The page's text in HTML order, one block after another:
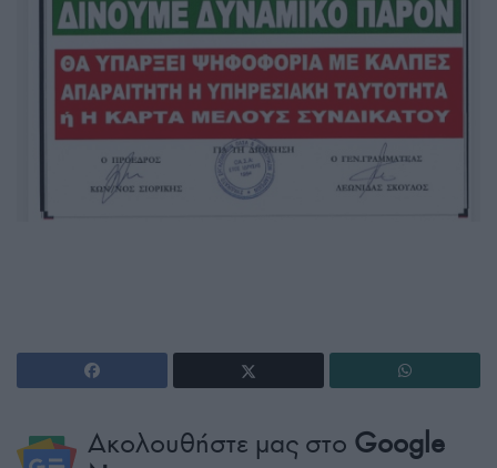
Ακολουθήστε μας στο Google